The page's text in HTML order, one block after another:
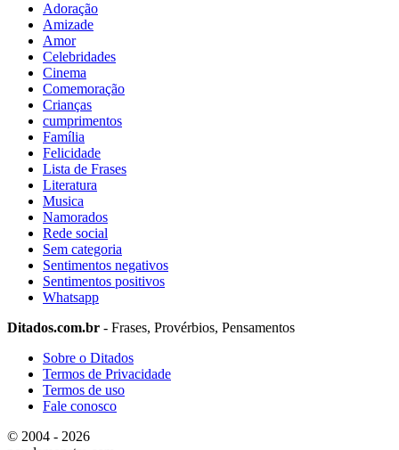
Adoração
Amizade
Amor
Celebridades
Cinema
Comemoração
Crianças
cumprimentos
Família
Felicidade
Lista de Frases
Literatura
Musica
Namorados
Rede social
Sem categoria
Sentimentos negativos
Sentimentos positivos
Whatsapp
Ditados.com.br - Frases, Provérbios, Pensamentos
Sobre o Ditados
Termos de Privacidade
Termos de uso
Fale conosco
© 2004 - 2026